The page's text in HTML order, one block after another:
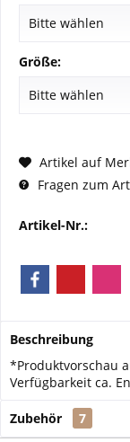
Größe:
Artikel auf
Fragen zum
Artikel-Nr.:
Beschreibung
*Produktvorschau
Verfügbarkeit ca.
Zubehör 7